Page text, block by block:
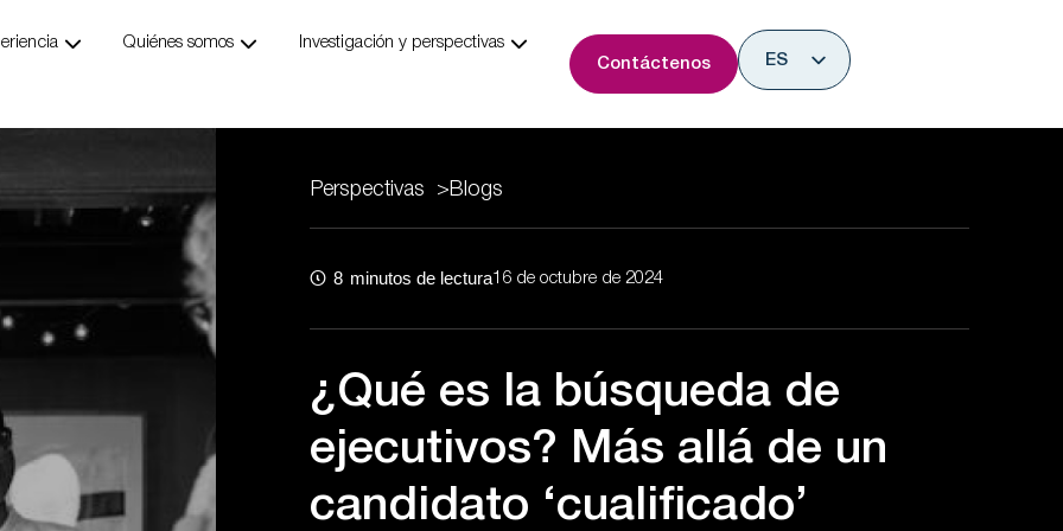
Abrir Our Expertise
Quiénes somos Abrir Who We Are
Investigación y perspectivas Abrir Research & Insights
Contáctenos
ES
Perspectivas >Blogs
8 minutos de lectura16 de octubre de 2024
¿Qué es la búsqueda de
ejecutivos? Más allá de un
candidato ‘cualificado’